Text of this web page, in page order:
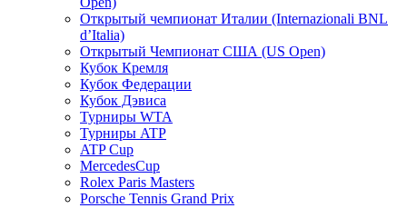
Открытый чемпионат Италии (Internazionali BNL
d’Italia)
Открытый Чемпионат США (US Open)
Кубок Кремля
Кубок Федерации
Кубок Дэвиса
Турниры WTA
Турниры ATP
ATP Cup
MercedesCup
Rolex Paris Masters
Porsche Tennis Grand Prix